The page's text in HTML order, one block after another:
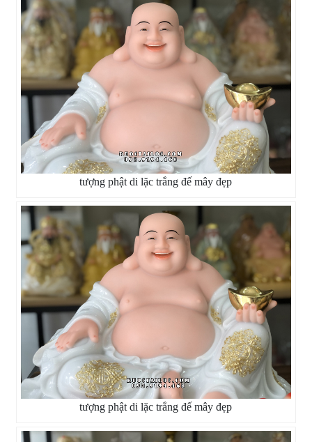
tượng phật di lặc trắng đế mây đẹp
tượng phật di lặc trắng đế mây đẹp